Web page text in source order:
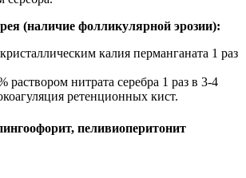
(наличие фолликулярной эрозии):
калия перманганата 1 раз
раствором нитрата серебра 1 раз в 3-4
ретенционных кист.
пеливиоперитонит